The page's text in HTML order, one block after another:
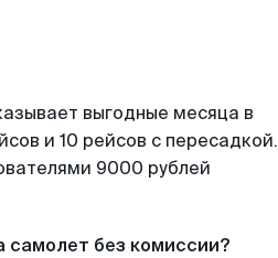
выгодные месяца в
и 10 рейсов с пересадкой.
9000 рублей
самолет без комиссии?